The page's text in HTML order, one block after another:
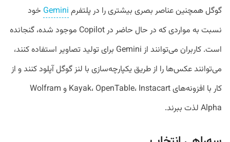
گوگل همچنین عناصر بصری بیشتری را در پلتفرم Gemini خود
نسبت به مواردی که در حال حاضر در Copilot موجود شده، گنجانده
است. کاربران می‌توانند از Gemini برای تولید تصاویر استفاده کنند،
می‌توانند عکس‌ها را از طریق یکپارچه‌سازی با لنز گوگل آپلود کنند و از
کار با افزونه‌های Kayak، OpenTable، Instacart و Wolfram
Alpha لذت ببرند.